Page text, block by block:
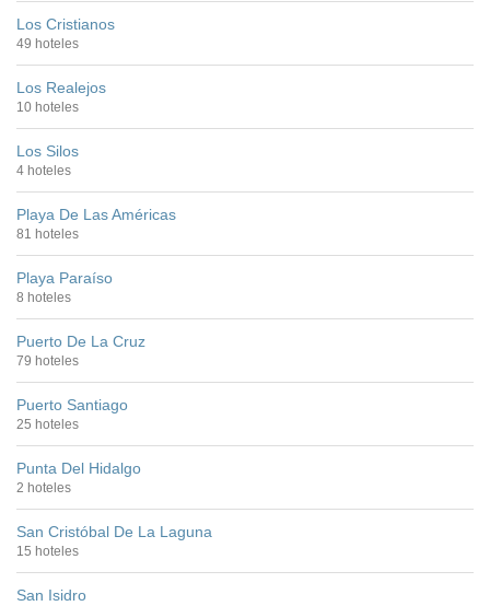
Los Cristianos
49 hoteles
Los Realejos
10 hoteles
Los Silos
4 hoteles
Playa De Las Américas
81 hoteles
Playa Paraíso
8 hoteles
Puerto De La Cruz
79 hoteles
Puerto Santiago
25 hoteles
Punta Del Hidalgo
2 hoteles
San Cristóbal De La Laguna
15 hoteles
San Isidro